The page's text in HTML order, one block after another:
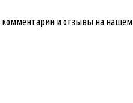
и отзывы на нашем